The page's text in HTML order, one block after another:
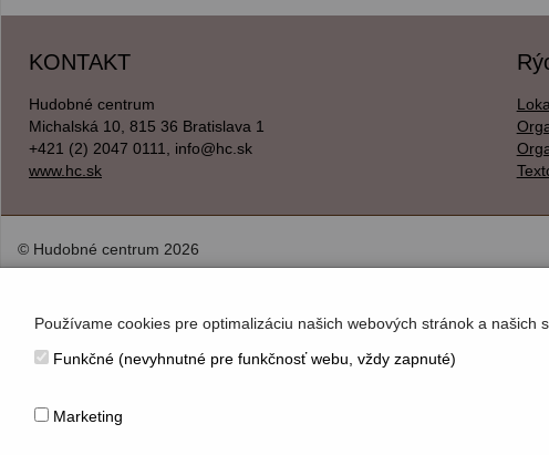
KONTAKT
Hudobné centrum
Michalská 10, 815 36 Bratislava 1
+421 (2) 2047 0111, info@hc.sk
www.hc.sk
© Hudobné centrum 2026
Používame cookies pre optimalizáciu našich webových stránok a našich
Funkčné (nevyhnutné pre funkčnosť webu, vždy zapnuté)
Marketing